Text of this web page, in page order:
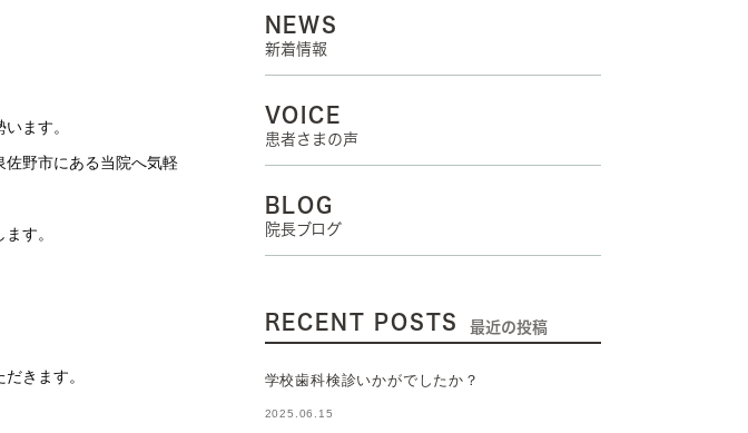
ます。
野市にある当院へ気軽
す。
きます。
NEWS
新着情報
VOICE
患者さまの声
BLOG
院長ブログ
RECENT POSTS 最近の投稿
学校歯科検診いかがでしたか？
2025.06.15